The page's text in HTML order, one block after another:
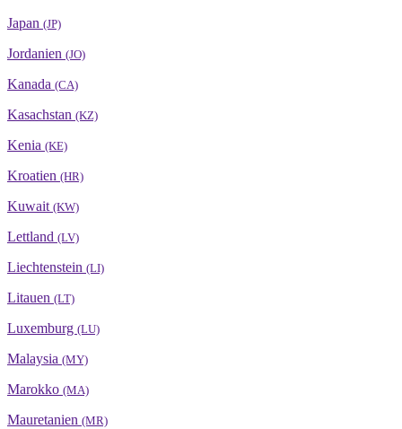
Japan (JP)
Jordanien (JO)
Kanada (CA)
Kasachstan (KZ)
Kenia (KE)
Kroatien (HR)
Kuwait (KW)
Lettland (LV)
Liechtenstein (LI)
Litauen (LT)
Luxemburg (LU)
Malaysia (MY)
Marokko (MA)
Mauretanien (MR)